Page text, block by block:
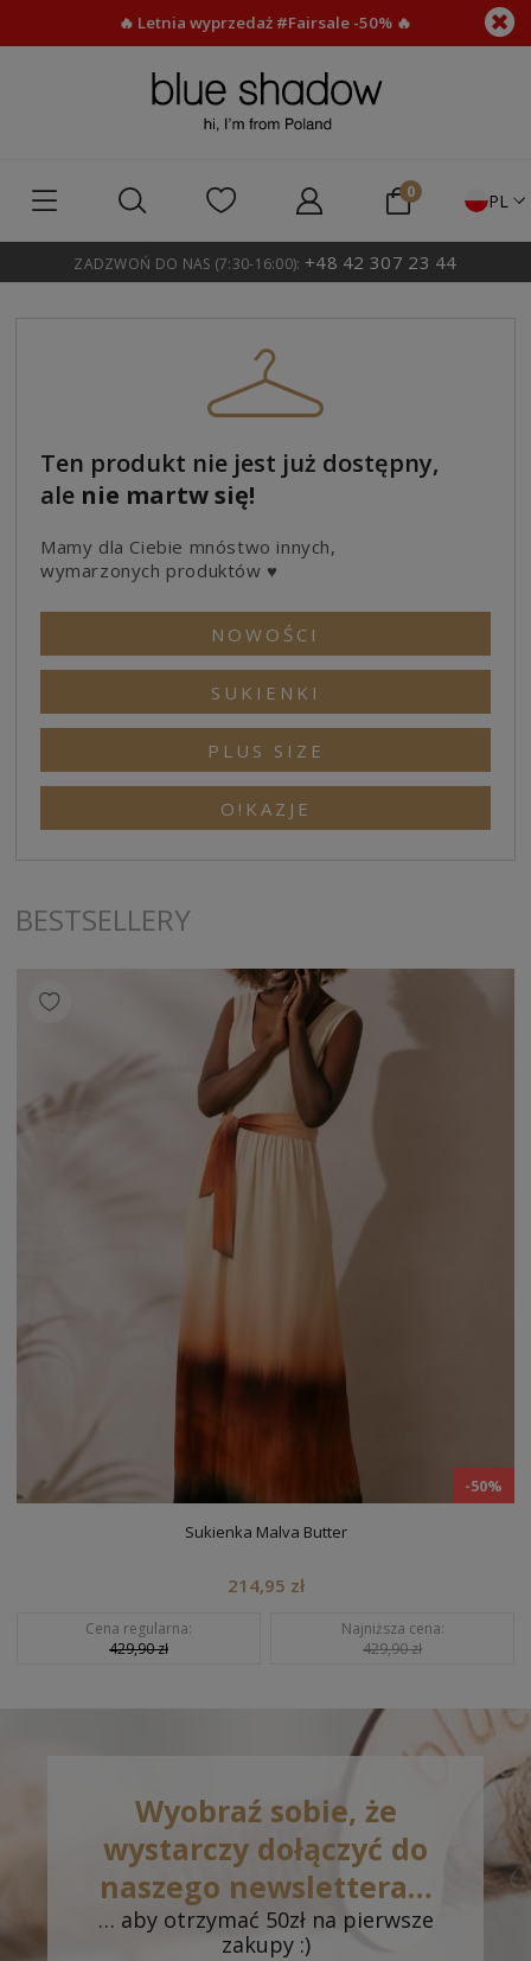
🔥 Letnia wyprzedaż #Fairsale -50% 🔥
PL
ZADZWOŃ DO NAS (7:30-16:00): +48 42 307 23 44
Ten produkt nie jest już dostępny,
ale nie martw się!
Mamy dla Ciebie mnóstwo innych,
wymarzonych produktów ♥
NOWOŚCI
SUKIENKI
PLUS SIZE
O!KAZJE
BESTSELLERY
-50%
Sukienka Malva Butter
214,95 zł
Cena regularna:
429,90 zł
Najniższa cena:
429,90 zł
Wyobraź sobie, że
wystarczy dołączyć do
naszego newslettera…
… aby otrzymać 50zł na pierwsze
zakupy :)